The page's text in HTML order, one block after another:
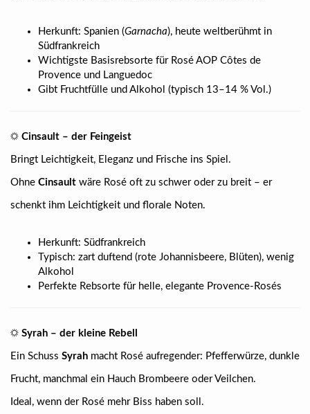
Herkunft: Spanien (Garnacha), heute weltberühmt in
Südfrankreich
Wichtigste Basisrebsorte für Rosé AOP Côtes de
Provence und Languedoc
Gibt Fruchtfülle und Alkohol (typisch 13–14 % Vol.)
☼ Cinsault – der Feingeist
Bringt Leichtigkeit, Eleganz und Frische ins Spiel.
Ohne Cinsault wäre Rosé oft zu schwer oder zu breit – er
schenkt ihm Leichtigkeit und florale Noten.
Herkunft: Südfrankreich
Typisch: zart duftend (rote Johannisbeere, Blüten), wenig
Alkohol
Perfekte Rebsorte für helle, elegante Provence-Rosés
☼ Syrah – der kleine Rebell
Ein Schuss Syrah macht Rosé aufregender: Pfefferwürze, dunkle
Frucht, manchmal ein Hauch Brombeere oder Veilchen.
Ideal, wenn der Rosé mehr Biss haben soll.